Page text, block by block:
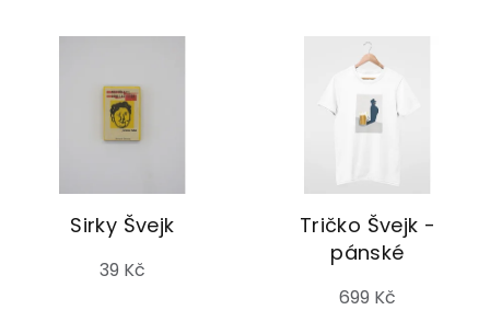
Sirky Švejk
39 Kč
Tričko Švejk -
pánské
699 Kč